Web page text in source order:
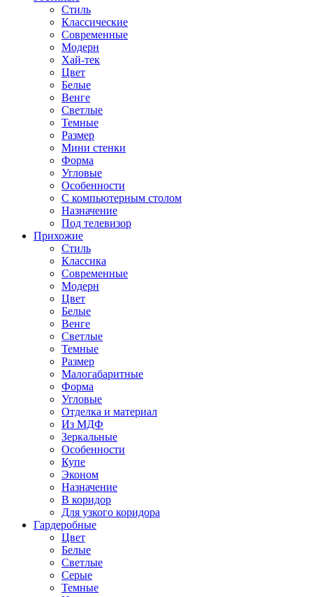
Стиль
Классические
Современные
Модерн
Хай-тек
Цвет
Белые
Венге
Светлые
Темные
Размер
Мини стенки
Форма
Угловые
Особенности
С компьютерным столом
Назначение
Под телевизор
Прихожие
Стиль
Классика
Современные
Модерн
Цвет
Белые
Венге
Светлые
Темные
Размер
Малогабаритные
Форма
Угловые
Отделка и материал
Из МДФ
Зеркальные
Особенности
Купе
Эконом
Назначение
В коридор
Для узкого коридора
Гардеробные
Цвет
Белые
Светлые
Серые
Темные